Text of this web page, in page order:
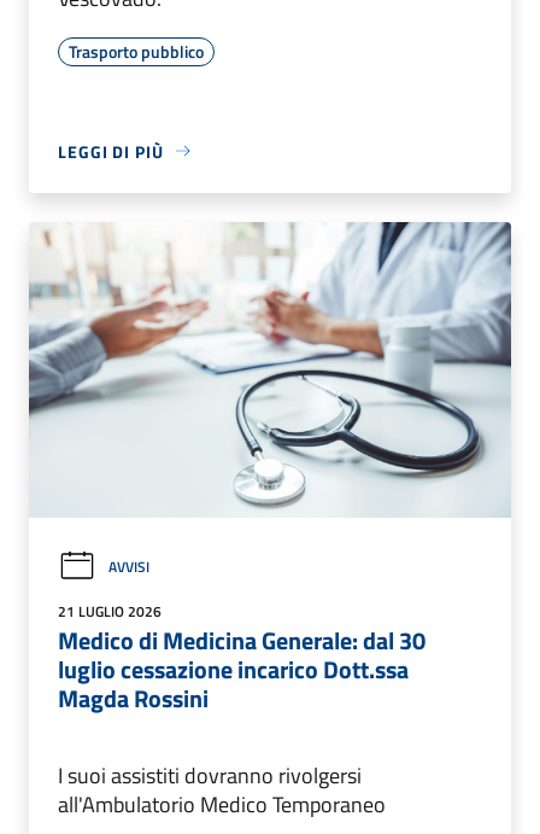
Trasporto pubblico
LEGGI DI PIÙ
AVVISI
21 LUGLIO 2026
Medico di Medicina Generale: dal 30
luglio cessazione incarico Dott.ssa
Magda Rossini
I suoi assistiti dovranno rivolgersi
all'Ambulatorio Medico Temporaneo